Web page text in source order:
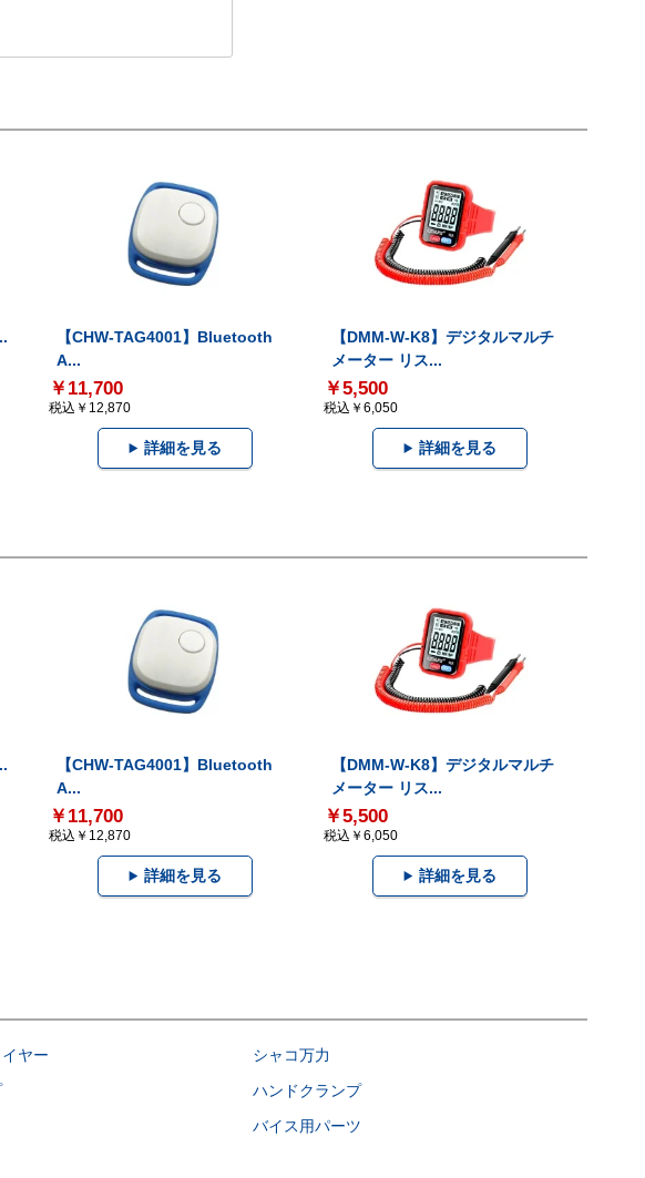
【CHW-TAG4001】Bluetooth
A...
￥11,700
税込￥12,870
詳細を見る
【DMM-W-K8】デジタルマルチ
メーター リス...
￥5,500
税込￥6,050
詳細を見る
【CHW-TAG4001】Bluetooth
A...
￥11,700
税込￥12,870
詳細を見る
【DMM-W-K8】デジタルマルチ
メーター リス...
￥5,500
税込￥6,050
詳細を見る
ヤー
シャコ万力
ハンドクランプ
バイス用パーツ